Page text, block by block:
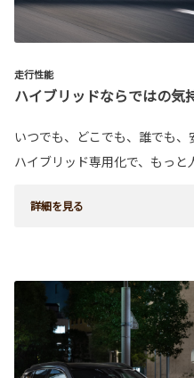
走行性能
ハイブリッドならではの気
いつでも、どこでも、誰でも、
ハイブリッド専用化で、もっと
詳細を見る